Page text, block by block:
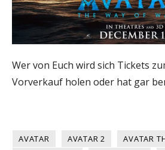
Wer von Euch wird sich Tickets
Vorverkauf holen oder hat gar
AVATAR AVATAR 2
AVATAR